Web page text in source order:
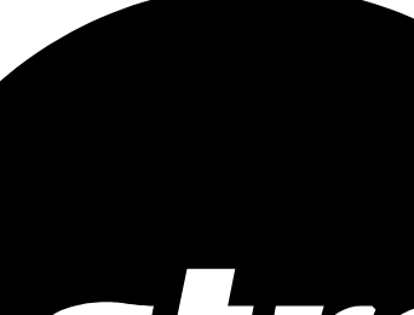
будет собран под вас, просто задайте
#БукетыСПб #Питер #СПб